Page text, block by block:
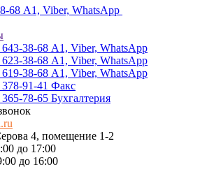
68 А1, Viber, WhatsApp
38-68 А1, Viber, WhatsApp
38-68 А1, Viber, WhatsApp
38-68 А1, Viber, WhatsApp
91-41 Факс
78-65 Бухгалтерия
4, помещение 1-2
до 17:00
до 16:00